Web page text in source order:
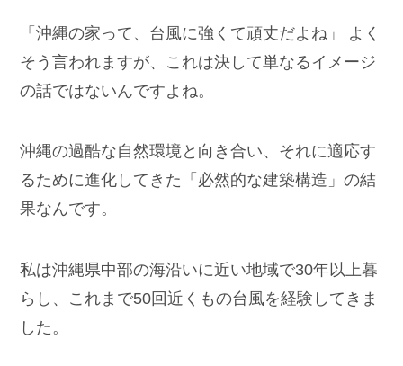
「沖縄の家って、台風に強くて頑丈だよね」 よく
そう言われますが、これは決して単なるイメージ
の話ではないんですよね。
沖縄の過酷な自然環境と向き合い、それに適応す
るために進化してきた「必然的な建築構造」の結
果なんです。
私は沖縄県中部の海沿いに近い地域で30年以上暮
らし、これまで50回近くもの台風を経験してきま
した。